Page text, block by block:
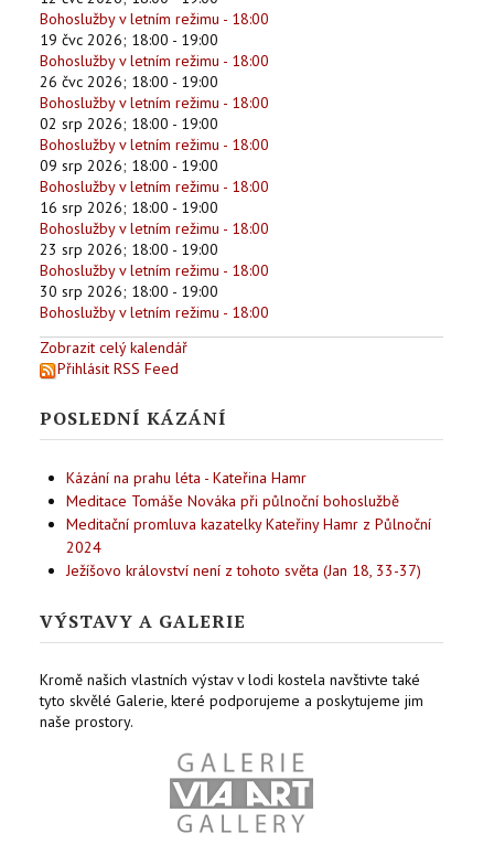
Bohoslužby v letním režimu - 18:00
19 čvc 2026; 18:00 - 19:00
Bohoslužby v letním režimu - 18:00
26 čvc 2026; 18:00 - 19:00
Bohoslužby v letním režimu - 18:00
02 srp 2026; 18:00 - 19:00
Bohoslužby v letním režimu - 18:00
09 srp 2026; 18:00 - 19:00
Bohoslužby v letním režimu - 18:00
16 srp 2026; 18:00 - 19:00
Bohoslužby v letním režimu - 18:00
23 srp 2026; 18:00 - 19:00
Bohoslužby v letním režimu - 18:00
30 srp 2026; 18:00 - 19:00
Bohoslužby v letním režimu - 18:00
Zobrazit celý kalendář
Přihlásit RSS Feed
POSLEDNÍ KÁZÁNÍ
Kázání na prahu léta - Kateřina Hamr
Meditace Tomáše Nováka při půlnoční bohoslužbě
Meditační promluva kazatelky Kateřiny Hamr z Půlnoční
2024
Ježíšovo království není z tohoto světa (Jan 18, 33-37)
VÝSTAVY A GALERIE
Kromě našich vlastních výstav v lodi kostela navštivte také
tyto skvělé Galerie, které podporujeme a poskytujeme jim
naše prostory.